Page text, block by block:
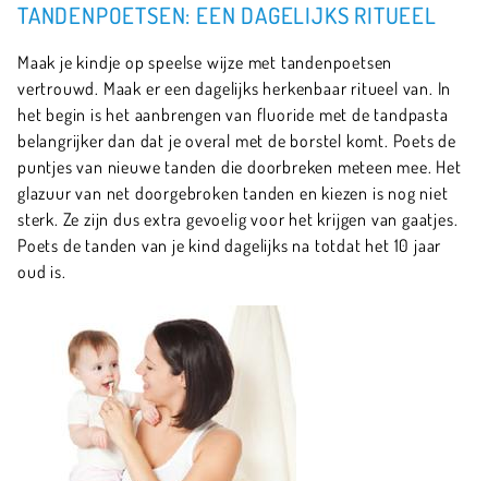
TANDENPOETSEN: EEN DAGELIJKS RITUEEL
Maak je kindje op speelse wijze met tandenpoetsen
vertrouwd. Maak er een dagelijks herkenbaar ritueel van. In
het begin is het aanbrengen van fluoride met de tandpasta
belangrijker dan dat je overal met de borstel komt. Poets de
puntjes van nieuwe tanden die doorbreken meteen mee. Het
glazuur van net doorgebroken tanden en kiezen is nog niet
sterk. Ze zijn dus extra gevoelig voor het krijgen van gaatjes.
Poets de tanden van je kind dagelijks na totdat het 10 jaar
oud is.